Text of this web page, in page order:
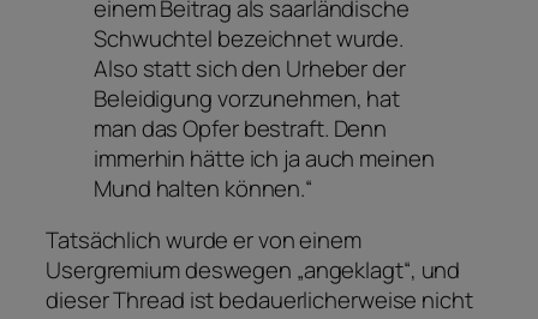
einem Beitrag als saarländische
Schwuchtel bezeichnet wurde.
Also statt sich den Urheber der
Beleidigung vorzunehmen, hat
man das Opfer bestraft. Denn
immerhin hätte ich ja auch meinen
Mund halten können.“
Tatsächlich wurde er von einem
Usergremium deswegen „angeklagt“, und
dieser Thread ist bedauerlicherweise nicht